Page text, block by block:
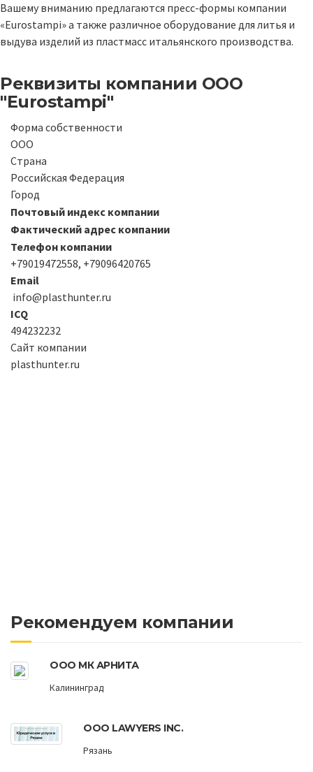
Вашему вниманию предлагаются пресс-формы компании
«Eurostampi» а также различное оборудование для литья и
выдува изделий из пластмасс итальянского производства.
Реквизиты компании ООО
"Eurostampi"
Форма собственности
ООО
Страна
Российская Федерация
Город
Почтовый индекс компании
Фактический адрес компании
Телефон компании
+79019472558, +79096420765
Email
info@plasthunter.ru
ICQ
494232232
Сайт компании
plasthunter.ru
Рекомендуем компании
ООО МК АРНИТА
Калининград
ООО LAWYERS INC.
Рязань